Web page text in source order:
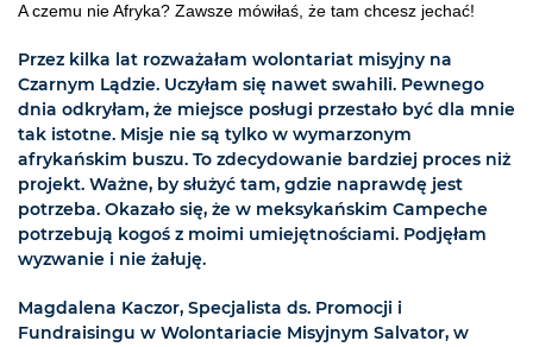
A czemu nie Afryka? Zawsze mówiłaś, że tam chcesz jechać!
Przez kilka lat rozważałam wolontariat misyjny na
Czarnym Lądzie. Uczyłam się nawet swahili. Pewnego
dnia odkryłam, że miejsce posługi przestało być dla mnie
tak istotne. Misje nie są tylko w wymarzonym
afrykańskim buszu. To zdecydowanie bardziej proces niż
projekt. Ważne, by służyć tam, gdzie naprawdę jest
potrzeba. Okazało się, że w meksykańskim Campeche
potrzebują kogoś z moimi umiejętnościami. Podjęłam
wyzwanie i nie żałuję.
Magdalena Kaczor, Specjalista ds. Promocji i
Fundraisingu w Wolontariacie Misyjnym Salvator, w